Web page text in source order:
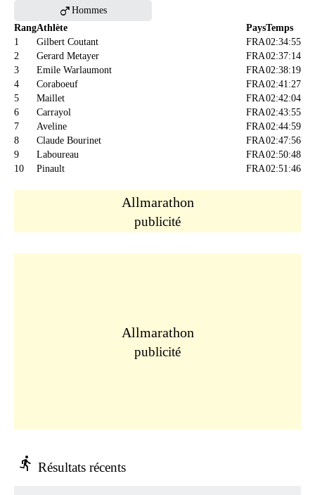
maleHommes
RangAthlète PaysTemps
1
Gilbert Coutant FRA02:34:55
2
Gerard Metayer FRA02:37:14
3
Emile Warlaumont FRA02:38:19
4
Coraboeuf FRA02:41:27
5
Maillet FRA02:42:04
6
Carrayol FRA02:43:55
7
Aveline FRA02:44:59
8
Claude Bourinet FRA02:47:56
9
Laboureau FRA02:50:48
10
Pinault FRA02:51:46
Allmarathon
publicité
Allmarathon
publicité
directions_run Résultats récents